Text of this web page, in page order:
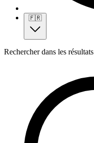
🇫🇷
Rechercher dans les résultats